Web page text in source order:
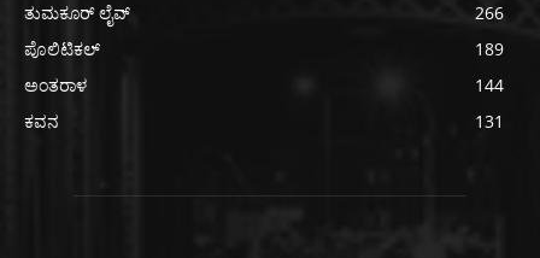
ತುಮಕೂರ್ ಲೈವ್
266
ಪೊಲಿಟಿಕಲ್
189
ಅಂತರಾಳ
144
ಕವನ
131